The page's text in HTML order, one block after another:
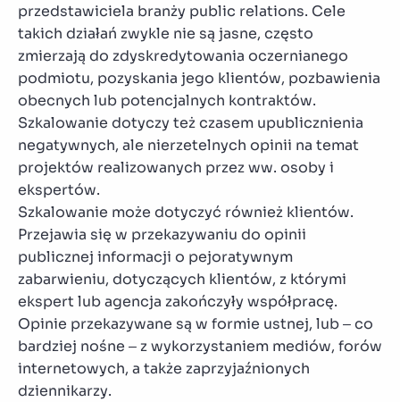
przedstawiciela branży public relations. Cele
takich działań zwykle nie są jasne, często
zmierzają do zdyskredytowania oczernianego
podmiotu, pozyskania jego klientów, pozbawienia
obecnych lub potencjalnych kontraktów.
Szkalowanie dotyczy też czasem upublicznienia
negatywnych, ale nierzetelnych opinii na temat
projektów realizowanych przez ww. osoby i
ekspertów.
Szkalowanie może dotyczyć również klientów.
Przejawia się w przekazywaniu do opinii
publicznej informacji o pejoratywnym
zabarwieniu, dotyczących klientów, z którymi
ekspert lub agencja zakończyły współpracę.
Opinie przekazywane są w formie ustnej, lub – co
bardziej nośne – z wykorzystaniem mediów, forów
internetowych, a także zaprzyjaźnionych
dziennikarzy.